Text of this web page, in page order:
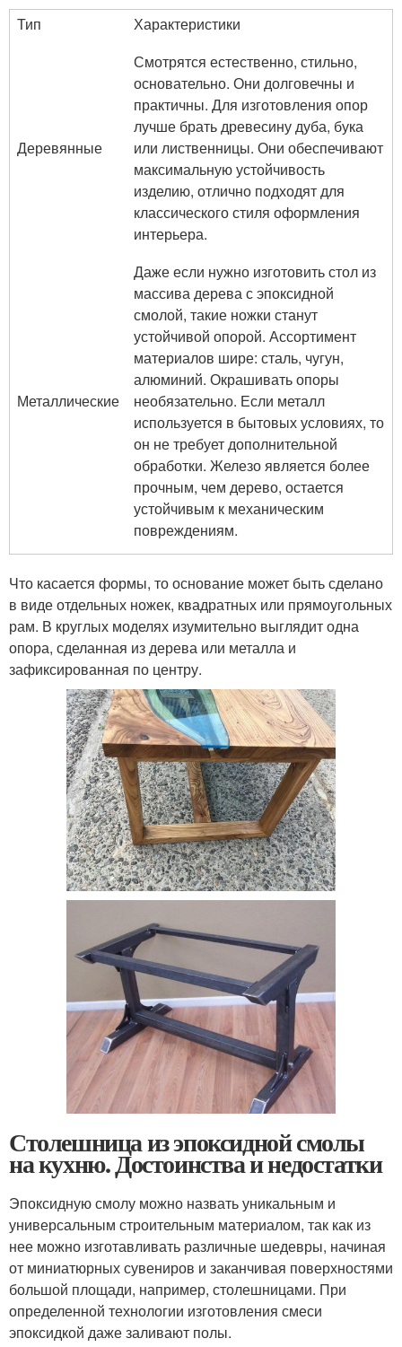
Тип
Характеристики
Деревянные
Смотрятся естественно, стильно,
основательно. Они долговечны и
практичны. Для изготовления опор
лучше брать древесину дуба, бука
или лиственницы. Они обеспечивают
максимальную устойчивость
изделию, отлично подходят для
классического стиля оформления
интерьера.
Металлические
Даже если нужно изготовить стол из
массива дерева с эпоксидной
смолой, такие ножки станут
устойчивой опорой. Ассортимент
материалов шире: сталь, чугун,
алюминий. Окрашивать опоры
необязательно. Если металл
используется в бытовых условиях, то
он не требует дополнительной
обработки. Железо является более
прочным, чем дерево, остается
устойчивым к механическим
повреждениям.
Что касается формы, то основание может быть сделано
в виде отдельных ножек, квадратных или прямоугольных
рам. В круглых моделях изумительно выглядит одна
опора, сделанная из дерева или металла и
зафиксированная по центру.
Столешница из эпоксидной смолы
на кухню. Достоинства и недостатки
Эпоксидную смолу можно назвать уникальным и
универсальным строительным материалом, так как из
нее можно изготавливать различные шедевры, начиная
от миниатюрных сувениров и заканчивая поверхностями
большой площади, например, столешницами. При
определенной технологии изготовления смеси
эпоксидкой даже заливают полы.